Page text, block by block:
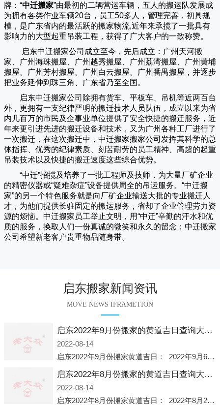
牌：“中迁搬家”由最初的二辆营运车辆，五人的搬运队发展成
为拥有各类作业车辆20台，员工50多人，管理完善，初具规
模，是广东省内的最活跃的搬家物流,近年来承揽了一批具有
影响力的大型起重吊装工程，获得了广大客户的一致称赞。
启东中迁搬家公司成立至今，先后成立：广州天河搬
家、广州海珠搬屋、广州越秀搬屋、广州荔湾搬屋、广州黄埔
搬屋、广州芳村搬屋、广州白云搬屋、广州番禺搬屋，并逐步
把业务延伸到珠三角、广东省乃至全国。
启东中迁搬家公司除拥有货车、平板车、吊机等近两百台
外，更拥有一支纪律严明的搬迁技术人员队伍，成立以来为省
内几百万的市民及企事业单位提供了安全快捷的搬迁服务，近
年来更引进先进的搬迁设备和技术，又为广州各种工厂进行了
一次搬迁，在这次搬迁中， 中迁搬家搬家公司发挥其科学的总
体指挥、优秀的纪律素质、刻苦耐劳的员工精神、高超的起重
吊装技术以及快捷的搬迁速度这些综合优势。
“中迁”招揽及培养了一批工程师及技师，为大量厂矿企业
的精密仪器或“疑难杂症”设备提供周全的吊运服务。“中迁搬
家”的另一个特色服务就是向厂矿企业输送大批的专业搬迁人
才，为他们提供长驻固定的搬运服务，省却了企业管理劳力资
源的烦恼。 中迁搬家员工举止文明，用“中迁”辛勤的汗水和优
质的服务，换取人们一份真诚的微笑和永久的留念； 中迁搬家
公司希望新老客户贵重物品随身带。
启东搬家新闻资讯
MOVE NEWS IFRAMETION
启东2022年9月份搬家的黄道吉日查询大全一览表哪天适合搬家好日子
2022-08-14
启东2022年9月份搬家黄道吉日： 2022年9月6日 「星期二」 农历八月十一2022年9月12日 「星期一」 农历八月十七2022年9月16日 「星期五」 农历八月廿一2022年9月2
启东2022年8月份搬家的黄道吉日查询大全一览表哪天适合搬家好日子
2022-08-14
启东2022年8月份搬家黄道吉日： 2022年8月2日 「星期二」 农历七月初五2022年8月6日 「星期六」 农历七月初九2022年8月8日 「星期一」 农历七月十一2022年8月10日 「